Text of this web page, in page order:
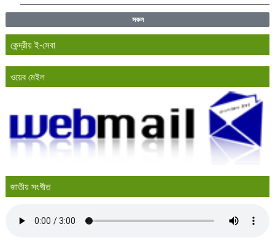
সকল
কেন্দ্রীয় ই-সেবা
ওয়েব মেইল
জাতীয় সংগীত